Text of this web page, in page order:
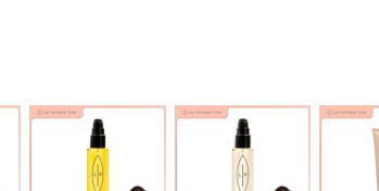
３．未成年的使用者請事先徵得法定代理人或監護人之同
「AFTEE先享後付」，若未經同意申辦者引起之損失，本公
４．使用「AFTEE先享後付」時，將依據個別帳號之用戶
即時審查核予不同之上限額度；若仍有額度不足之情形，本
每筆NT$100，滿NT$600(含以上)免運費